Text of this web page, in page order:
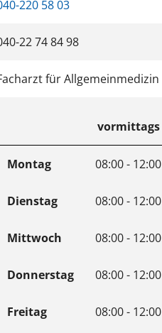
220 58 03
22 74 84 98
für Allgemeinmedizin
vormittags
Montag 08:00 - 12:00
Dienstag 08:00 - 12:00
Mittwoch 08:00 - 12:00
Donnerstag 08:00 - 12:00
Freitag 08:00 - 12:00